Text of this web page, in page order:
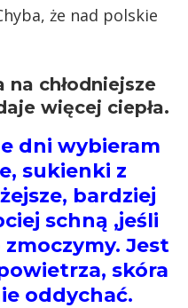
że nad polskie
chłodniejsze
więcej ciepła.
dni wybieram
sukienki z
bardziej
schną ,jeśli
Jest
skóra
oddychać.